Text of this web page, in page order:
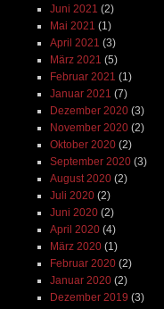
Juni 2021 (2)
Mai 2021 (1)
April 2021 (3)
März 2021 (5)
Februar 2021 (1)
Januar 2021 (7)
Dezember 2020(3)
November 2020(2)
Oktober 2020(2)
September 2020(3)
August 2020(2)
Juli 2020(2)
Juni 2020(2)
April 2020(4)
März 2020(1)
Februar 2020(2)
Januar 2020(2)
Dezember 2019 (3)